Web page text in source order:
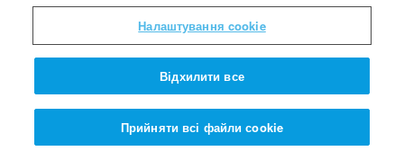
Гедеон збирає військо
Гедеон готує військо до битви проти мідіянітян.
Налаштування cookie
Відхилити все
Прийняти всі файли сookie